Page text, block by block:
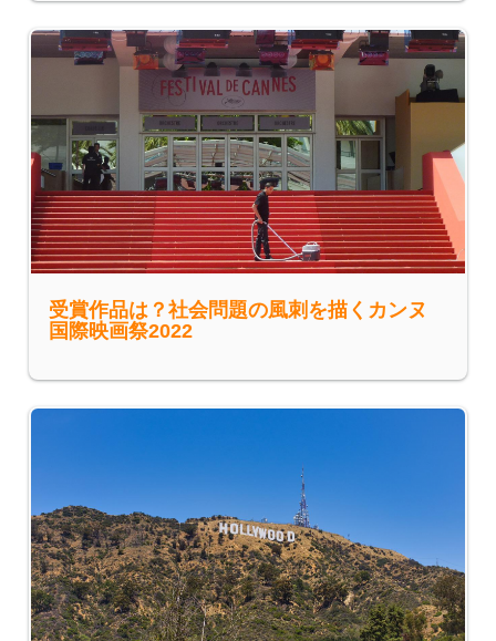
受賞作品は？社会問題の風刺を描くカンヌ
国際映画祭2022